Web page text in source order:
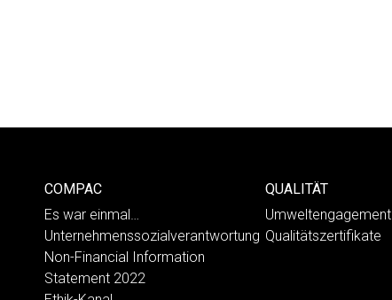
COMPAC
Es war einmal…
Unternehmenssozialverantwortung
Non-Financial Information
Statement 2022
QUALITÄT
Umweltengagement
Qualitätszertifikate